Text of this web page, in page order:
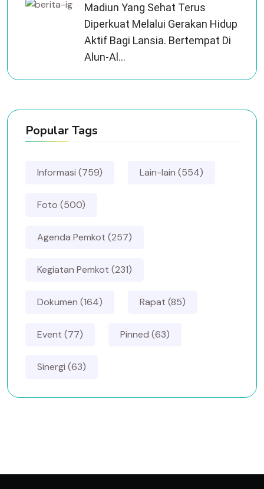
Madiun Yang Sehat Terus
Diperkuat Melalui Gerakan Hidup
Aktif Bagi Lansia. Bertempat Di
Alun-Al...
Popular Tags
Informasi (759) Lain-lain (554)
Foto (500)
Agenda Pemkot (257)
Kegiatan Pemkot (231)
Dokumen (164) Rapat (85)
Event (77) Pinned (63)
Sinergi (63)